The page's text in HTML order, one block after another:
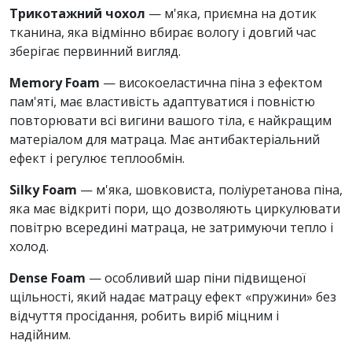
Трикотажний чохол — м'яка, приємна на дотик
тканина, яка відмінно вбирає вологу і довгий час
зберігає первинний вигляд.
Memory Foam — високоеластична піна з ефектом
пам'яті, має властивість адаптуватися і повністю
повторювати всі вигини вашого тіла, є найкращим
матеріалом для матраца. Має антибактеріальний
ефект і регулює теплообмін.
Silky Foam — м'яка, шовковиста, поліуретанова піна,
яка має відкриті пори, що дозволяють циркулювати
повітрю всередині матраца, не затримуючи тепло і
холод.
Dense Foam — особливий шар піни підвищеної
щільності, який надає матрацу ефект «пружини» без
відчуття просідання, робить виріб міцним і
надійним.